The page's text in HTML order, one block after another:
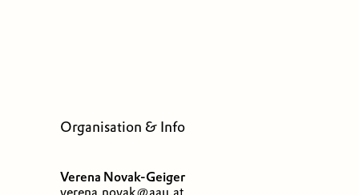
Organisation & Info
Verena Novak-Geiger
verena.novak@aau.at